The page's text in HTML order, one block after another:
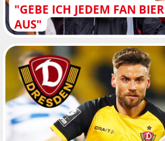
"GEBE ICH JEDEM FAN BIER
AUS"